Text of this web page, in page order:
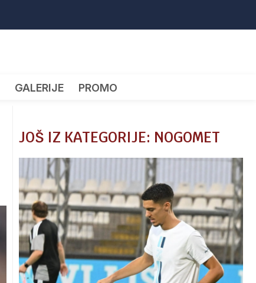
GALERIJE PROMO
JOŠ IZ KATEGORIJE: NOGOMET